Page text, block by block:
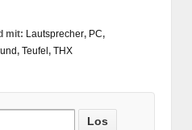
mit: Lautsprecher, PC,
, Teufel, THX